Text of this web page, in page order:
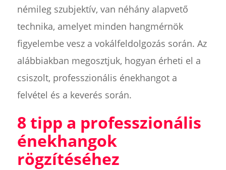
némileg szubjektív, van néhány alapvető
technika, amelyet minden hangmérnök
figyelembe vesz a vokálfeldolgozás során. Az
alábbiakban megosztjuk, hogyan érheti el a
csiszolt, professzionális énekhangot a
felvétel és a keverés során.
8 tipp a professzionális
énekhangok
rögzítéséhez